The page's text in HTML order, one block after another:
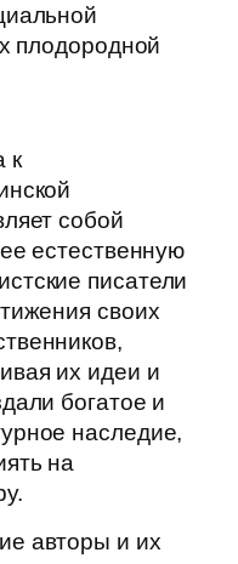
плодородной
к
собой
естественную
писатели
своих
их идеи и
богатое и
наследие,
на
авторы и их